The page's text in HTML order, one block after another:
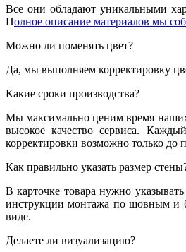
Все они обладают уникальными
Полное описание материалов мы
Можно ли поменять цвет?
Да, мы выполняем корректировку
Какие сроки производства?
Мы максимально ценим время наших
высокое качество сервиса.
корректировки возможно только до
Как правильно указать размер
В карточке товара нужно
инструкции монтажа по шовным и
виде.
Делаете ли визуализацию?